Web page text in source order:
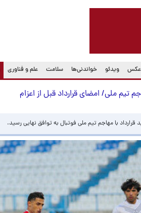
عکس ویدئو خواندنی‌ها سلامت علم و فناوری
تیم ملی/ امضای قرارداد قبل از اعزام
با مهاجم تیم ملی فوتبال به توافق نهایی رسید.